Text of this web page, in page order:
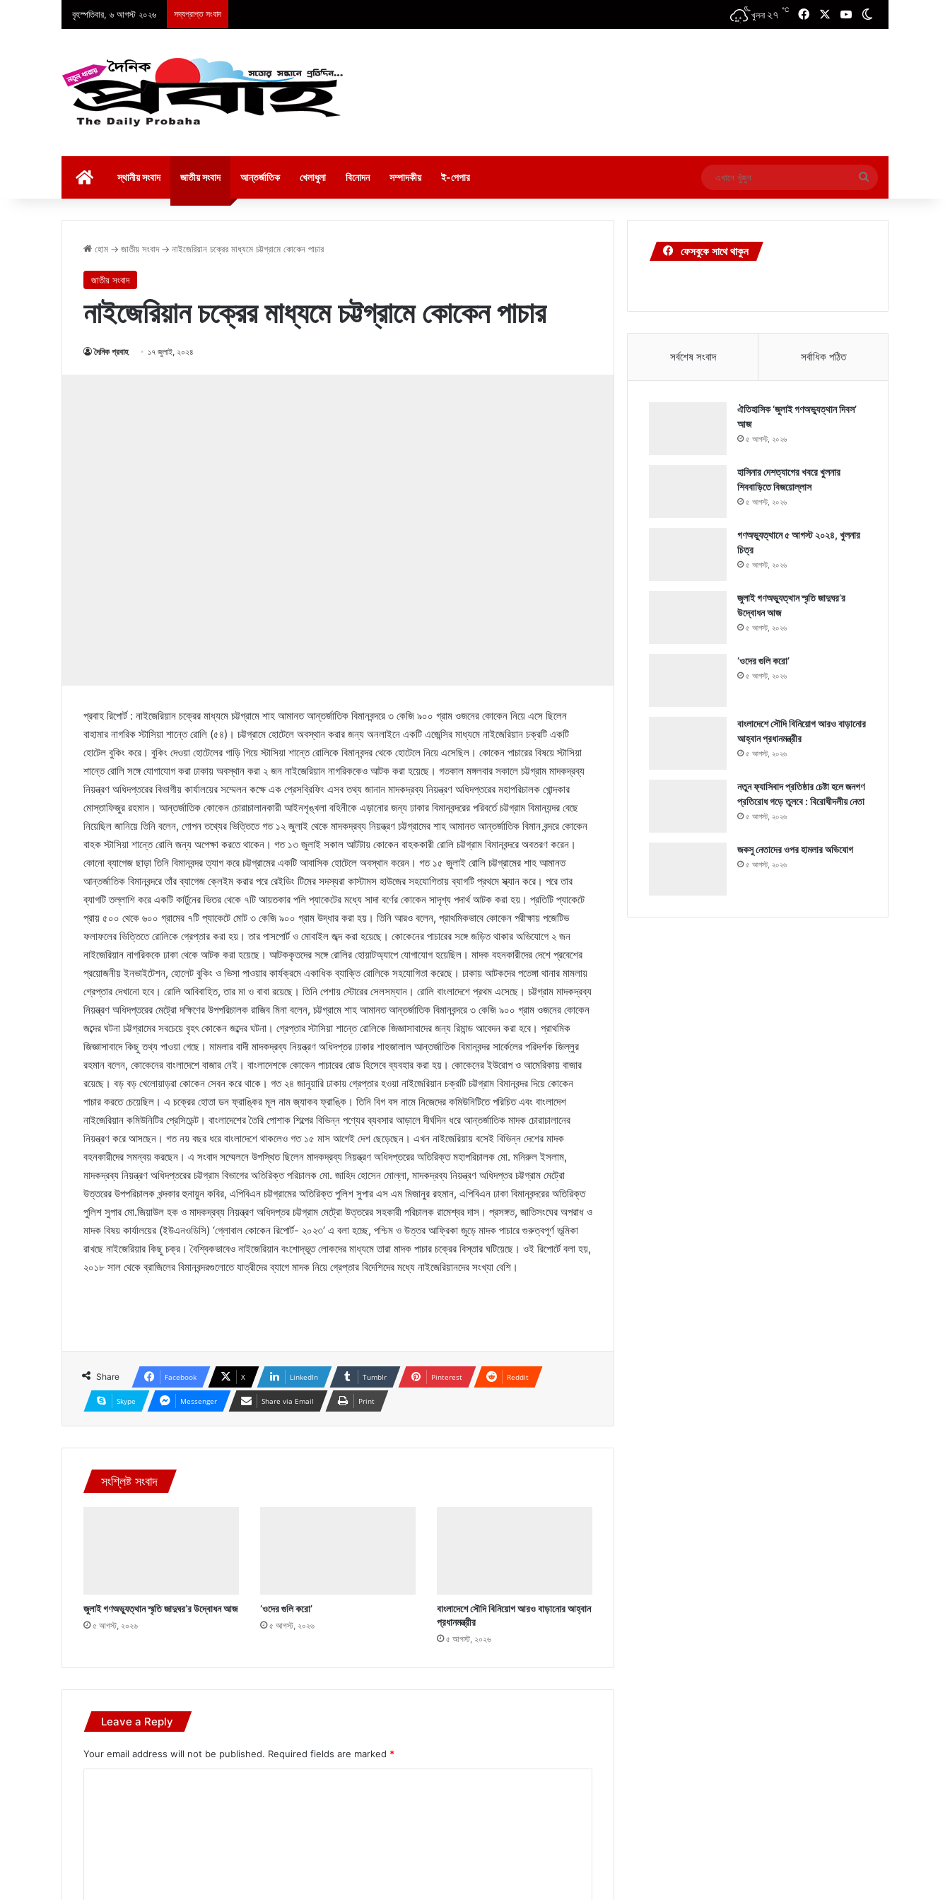
বৃহস্পতিবার, ৬ আগস্ট ২০২৬ সদ্যপ্রাপ্ত সংবাদ খুলনা ২৭ ℃ FacebookYouTube
স্থানীয় সংবাদ জাতীয় সংবাদ আন্তর্জাতিক খেলাধুলা বিনোদন সম্পাদকীয় ই-পেপার
এখানে
খুঁজুন
হোম → জাতীয় সংবাদ → নাইজেরিয়ান চক্রের মাধ্যমে চট্টগ্রামে কোকেন পাচার
জাতীয় সংবাদ
নাইজেরিয়ান চক্রের মাধ্যমে চট্টগ্রামে কোকেন পাচার
দৈনিক প্রবাহ ১৭ জুলাই, ২০২৪
প্রবাহ রিপোর্ট : নাইজেরিয়ান চক্রের মাধ্যমে চট্টগ্রামে শাহ আমানত আন্তর্জাতিক বিমানবন্দরে ৩ কেজি ৯০০ গ্রাম ওজনের কোকেন নিয়ে এসে ছিলেন
বাহামার নাগরিক স্টাসিয়া শান্তে রোলি (৫৪)। চট্টগ্রামে হোটেলে অবস্থান করার জন্য অনলাইনে একটি এজেন্সির মাধ্যমে নাইজেরিয়ান চক্রটি একটি
হোটেল বুকিং করে। বুকিং দেওয়া হোটেলের গাড়ি গিয়ে স্টাসিয়া শান্তে রোলিকে বিমানবন্দর থেকে হোটেলে নিয়ে এসেছিল। কোকেন পাচারের বিষয়ে স্টাসিয়া
শান্তে রোলি সঙ্গে যোগাযোগ করা ঢাকায় অবস্থান করা ২ জন নাইজেরিয়ান নাগরিককেও আটক করা হয়েছে। গতকাল মঙ্গলবার সকালে চট্টগ্রাম মাদকদ্রব্য
নিয়ন্ত্রণ অধিদপ্তরের বিভাগীয় কার্যালয়ের সম্মেলন কক্ষে এক প্রেসব্রিফিং এসব তথ্য জানান মাদকদ্রব্য নিয়ন্ত্রণ অধিদপ্তরের মহাপরিচালক খোন্দকার
মোস্তাফিজুর রহমান। আন্তর্জাতিক কোকেন চোরাচালানকারী আইনশৃঙ্খলা বহিনীকে এড়ানোর জন্য ঢাকার বিমানবন্দরের পরিবর্তে চট্টগ্রাম বিমানযন্দর বেছে
নিয়েছিল জানিয়ে তিনি বলেন, গোপন তথ্যের ভিত্তিতে গত ১২ জুলাই থেকে মাদকদ্রব্য নিয়ন্ত্রণ চট্টগ্রামের শাহ আমানত আন্তর্জাতিক বিমান বন্দরে কোকেন
বাহক স্টাসিয়া শান্তে রোলি জন্য অপেক্ষা করতে থাকেন। গত ১৩ জুলাই সকাল আটটায় কোকেন বাহককারী রোলি চট্টগ্রাম বিমানবন্দরে অবতরণ করেন।
কোনো ব্যাগেজ ছাড়া তিনি বিমানবন্দর ত্যাগ করে চট্টগ্রামের একটি আবাসিক হোটেলে অবস্থান করেন। গত ১৫ জুলাই রোলি চট্টগ্রামের শাহ আমানত
আন্তর্জাতিক বিমানবন্দরে তাঁর ব্যাগেজ ক্লেইম করার পরে রেইডিং টিমের সদস্যরা কাস্টামস হাউজের সহযোগিতায় ব্যাগটি প্রথমে স্ক্যান করে। পরে তার
ব্যাগটি তল্লাশি করে একটি কার্টুনের ভিতর থেকে ৭টি আয়তকার পলি প্যাকেটের মধ্যে সাদা বর্ণের কোকেন সাদৃশ্য পদার্থ আটক করা হয়। প্রতিটি প্যাকেটে
প্রায় ৫০০ থেকে ৬০০ গ্রামের ৭টি প্যাকেটে মোট ৩ কেজি ৯০০ গ্রাম উদ্ধার করা হয়। তিনি আরও বলেন, প্রাথমিকভাবে কোকেন পরীক্ষায় পজেটিভ
ফলাফলের ভিত্তিতে রোলিকে গ্রেপ্তার করা হয়। তার পাসপোর্ট ও মোবাইল জব্দ করা হয়েছে। কোকেনের পাচারের সঙ্গে জড়িত থাকার অভিযোগে ২ জন
নাইজেরিয়ান নাগরিককে ঢাকা থেকে আটক করা হয়েছে। আটককৃতদের সঙ্গে রোলির হোয়াটঅ্যাপে যোগাযোগ হয়েছিল। মাদক বহনকারীদের দেশে প্রবেশের
প্রয়োজনীয় ইনভাইটেশন, হোলেট বুকিং ও ভিসা পাওয়ার কার্যক্রমে একাধিক ব্যাক্তি রোলিকে সহযোগিতা করেছে। ঢাকায় আটকদের পতেঙ্গা থানার মামলায়
গ্রেপ্তার দেখানো হবে। রোলি আবিবাহিত, তার মা ও বাবা রয়েছে। তিনি পেশায় স্টোরের সেলসম্যান। রোলি বাংলাদেশে প্রথম এসেছে। চট্টগ্রাম মাদকদ্রব্য
নিয়ন্ত্রণ অধিদপ্তরের মেট্রো দক্ষিণের উপপরিচালক রাজিব মিনা বলেন, চট্টগ্রামে শাহ আমানত আন্তর্জাতিক বিমানবন্দরে ৩ কেজি ৯০০ গ্রাম ওজনের কোকেন
জব্দের ঘটনা চট্টগ্রামের সবচেয়ে বৃহৎ কোকেন জব্দের ঘটনা। গ্রেপ্তার স্টাসিয়া শান্তে রোলিকে জিজ্ঞাসাবাদের জন্য রিমান্ড আবেদন করা হবে। প্রাথমিক
জিজ্ঞাসাবাদে কিছু তথ্য পাওয়া গেছে। মামলার বাদী মাদকদ্রব্য নিয়ন্ত্রণ অধিদপ্তর ঢাকার শাহজালাল আন্তর্জাতিক বিমানবন্দর সার্কেলের পরিদর্শক জিল্লুর
রহমান বলেন, কোকেনের বাংলাদেশে বাজার নেই। বাংলাদেশকে কোকেন পাচারের রোড হিসেবে ব্যবহার করা হয়। কোকেনের ইউরোপ ও আমেরিকায় বাজার
রয়েছে। বড় বড় খেলোয়াড়রা কোকেন সেবন করে থাকে। গত ২৪ জানুয়ারি ঢাকায় গ্রেপ্তার হওয়া নাইজেরিয়ান চক্রটি চট্টগ্রাম বিমানবন্দর দিয়ে কোকেন
পাচার করতে চেয়েছিল। এ চক্রের হোতা ডন ফ্রাঙ্কির মূল নাম জ্যাকব ফ্রাঙ্কি। তিনি বিগ বস নামে নিজেদের কমিউনিটিতে পরিচিত এবং বাংলাদেশ
নাইজেরিয়ান কমিউনিটির প্রেসিডেন্ট। বাংলাদেশের তৈরি পোশাক শিল্পের বিভিন্ন পণ্যের ব্যবসার আড়ালে দীর্ঘদিন ধরে আন্তর্জাতিক মাদক চোরাচালানের
নিয়ন্ত্রণ করে আসছেন। গত নয় বছর ধরে বাংলাদেশে থাকলেও গত ১৫ মাস আগেই দেশ ছেড়েছেন। এখন নাইজেরিয়ায় বসেই বিভিন্ন দেশের মাদক
বহনকারীদের সমন্বয় করছেন। এ সংবাদ সম্মেলনে উপস্থিত ছিলেন মাদকদ্রব্য নিয়ন্ত্রণ অধিদপ্তরের অতিরিক্ত মহাপরিচালক মো. মনিরুল ইসলাম,
মাদকদ্রব্য নিয়ন্ত্রণ অধিদপ্তরের চট্টগ্রাম বিভাগের অতিরিক্ত পরিচালক মো. জাহিদ হোসেন মোল্লা, মাদকদ্রব্য নিয়ন্ত্রণ অধিদপ্তর চট্টগ্রাম মেট্রো
উত্তরের উপপরিচালক খন্দকার হুনায়ুন কবির, এপিবিএন চট্টগ্রামের অতিরিক্ত পুলিশ সুপার এস এম মিজানুর রহমান, এপিবিএন ঢাকা বিমানবন্দরের অতিরিক্ত
পুলিশ সুপার মো.জিয়াউল হক ও মাদকদ্রব্য নিয়ন্ত্রণ অধিদপ্তর চট্টগ্রাম মেট্রো উত্তরের সহকারী পরিচালক রামেশ্বর দাস। প্রসঙ্গত, জাতিসংঘের অপরাধ ও
মাদক বিষয় কার্যালয়ের (ইউএনওডিসি) ‘গ্লোবাল কোকেন রিপোর্ট- ২০২৩’ এ বলা হচ্ছে, পশ্চিম ও উত্তর আফ্রিকা জুড়ে মাদক পাচারে গুরুত্বপূর্ণ ভূমিকা
রাখছে নাইজেরিয়ার কিছু চক্র। বৈশ্বিকভাবেও নাইজেরিয়ান বংশোদ্ভূত লোকদের মাধ্যমে তারা মাদক পাচার চক্রের বিস্তার ঘটিয়েছে। ওই রিপোর্টে বলা হয়,
২০১৮ সাল থেকে ব্রাজিলের বিমানবন্দরগুলোতে যাত্রীদের ব্যাগে মাদক নিয়ে গ্রেপ্তার বিদেশিদের মধ্যে নাইজেরিয়ানদের সংখ্যা বেশি।
Share Facebook X LinkedIn Tumblr Pinterest Reddit
Skype Messenger Share via Email Print
সংশ্লিষ্ট সংবাদ
জুলাই গণঅভ্যুত্থান স্মৃতি জাদুঘর’র উদ্বোধন আজ
৫ আগস্ট, ২০২৬
‘ওদের গুলি করো’
৫ আগস্ট, ২০২৬
বাংলাদেশে সৌদি বিনিয়োগ আরও বাড়ানোর আহ্বান
প্রধানমন্ত্রীর
৫ আগস্ট, ২০২৬
Leave a Reply
Your email address will not be published. Required fields are marked *
ফেসবুকে সাথে থাকুন
সর্বশেষ সংবাদ সর্বাধিক পঠিত
ঐতিহাসিক ‘জুলাই গণঅভ্যুত্থান দিবস’
আজ
৫ আগস্ট, ২০২৬
হাসিনার দেশত্যাগের খবরে খুলনার
শিববাড়িতে বিজয়োল্লাস
৫ আগস্ট, ২০২৬
গণঅভ্যুত্থানে ৫ আগস্ট ২০২৪, খুলনার
চিত্র
৫ আগস্ট, ২০২৬
জুলাই গণঅভ্যুত্থান স্মৃতি জাদুঘর’র
উদ্বোধন আজ
৫ আগস্ট, ২০২৬
‘ওদের গুলি করো’
৫ আগস্ট, ২০২৬
বাংলাদেশে সৌদি বিনিয়োগ আরও বাড়ানোর
আহ্বান প্রধানমন্ত্রীর
৫ আগস্ট, ২০২৬
নতুন ফ্যাসিবাদ প্রতিষ্ঠার চেষ্টা হলে জনগণ
প্রতিরোধ গড়ে তুলবে : বিরোধীদলীয় নেতা
৫ আগস্ট, ২০২৬
জকসু নেতাদের ওপর হামলার অভিযোগ
৫ আগস্ট, ২০২৬